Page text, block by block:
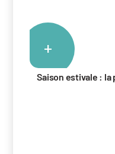
+
Saison estivale :